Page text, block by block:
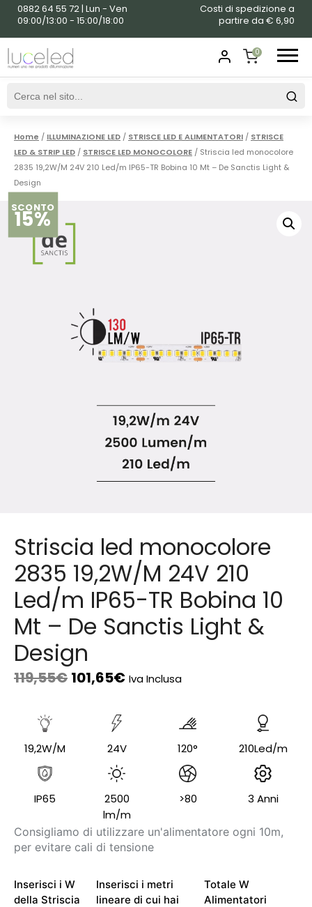
0882 64 55 72 | Lun - Ven
09:00/13:00 - 15:00/18:00
Costi di spedizione a
partire da € 6,90
0
SHOPPING
Home / ILLUMINAZIONE LED / STRISCE LED E ALIMENTATORI / STRISCE
LED & STRIP LED / STRISCE LED MONOCOLORE / Striscia led monocolore
2835 19,2W/M 24V 210 Led/m IP65-TR Bobina 10 Mt – De Sanctis Light &
Design
SCONTO
15%
Striscia led monocolore
2835 19,2W/M 24V 210
Led/m IP65-TR Bobina 10
Mt – De Sanctis Light &
Design
119,55€ 101,65€ Iva Inclusa
19,2W/M
IP65
24V
2500
lm/m
120°
>80
210Led/m
3 Anni
Consigliamo di utilizzare un'alimentatore ogni 10m,
per evitare cali di tensione
Inserisci i W
della Striscia
Inserisci i metri
lineare di cui hai
Totale W
Alimentatori